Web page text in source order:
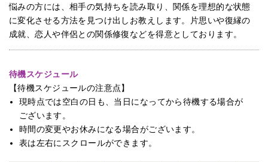
悩みの方には、相手の気持ちを読み取り、関係を理想的な状態
に変化させる方法を見つけ出しお教えします。片思いや復縁の
成就、恋人や伴侶との関係修復などを得意としております。
待機スケジュール
【待機スケジュールの注意点】
現時点では空白の日も、当日になってから待機する場合が
ございます。
時間の変更やお休みになる場合がございます。
表は左右にスクロールができます。